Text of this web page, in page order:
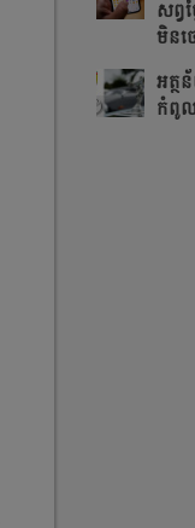
សព្វ
មិនច
អត្ថ
កំពូល